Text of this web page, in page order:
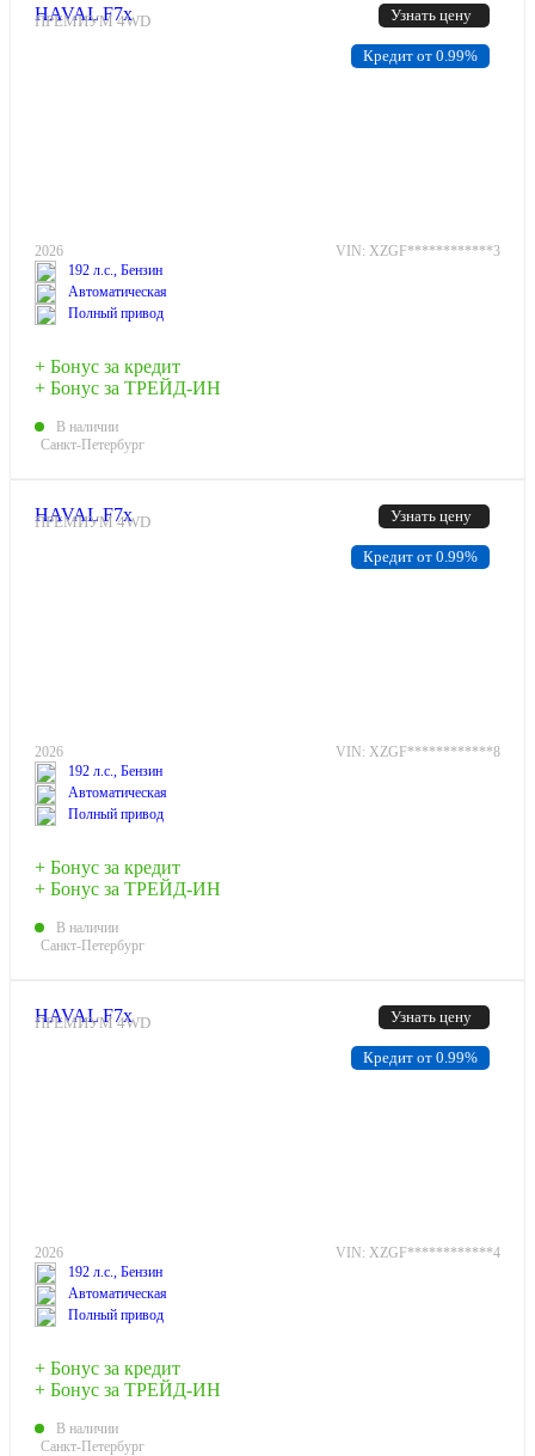
Узнать цену
HAVAL F7x
ПРЕМИУМ 4WD
2026
VIN: XZGF************3
192 л.с., Бензин
Автоматическая
Полный привод
+ Бонус за кредит
+ Бонус за ТРЕЙД-ИН
В наличии
Санкт-Петербург
Кредит от 0.99%
Узнать цену
HAVAL F7x
ПРЕМИУМ 4WD
2026
VIN: XZGF************8
192 л.с., Бензин
Автоматическая
Полный привод
+ Бонус за кредит
+ Бонус за ТРЕЙД-ИН
В наличии
Санкт-Петербург
Кредит от 0.99%
Узнать цену
HAVAL F7x
ПРЕМИУМ 4WD
2026
VIN: XZGF************4
192 л.с., Бензин
Автоматическая
Полный привод
+ Бонус за кредит
+ Бонус за ТРЕЙД-ИН
В наличии
Санкт-Петербург
Кредит от 0.99%